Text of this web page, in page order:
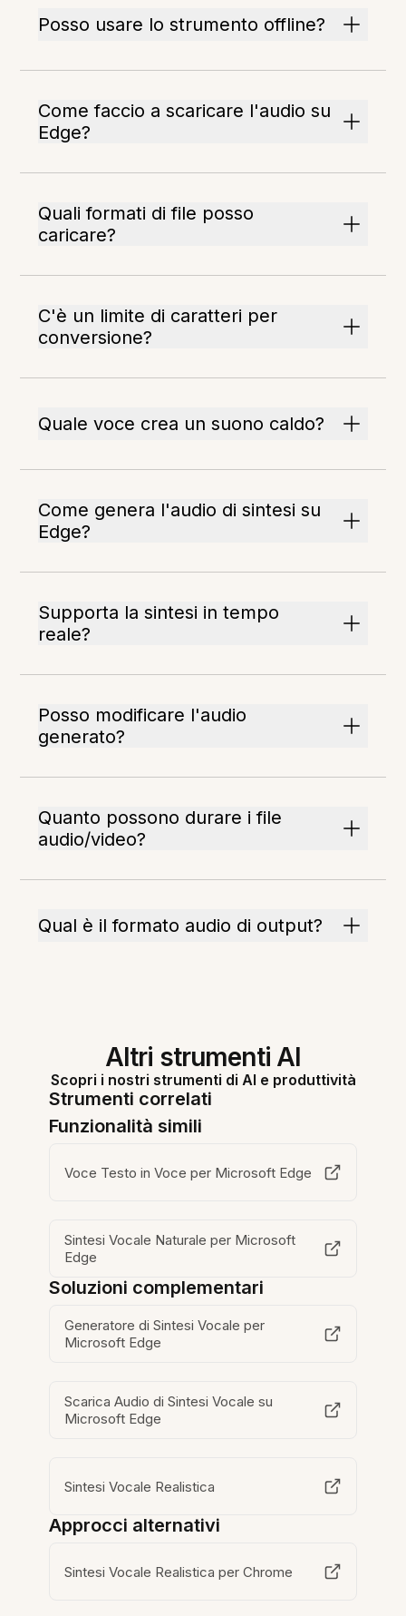
Posso usare lo strumento offline?
Come faccio a scaricare l'audio su
Edge?
Quali formati di file posso
caricare?
C'è un limite di caratteri per
conversione?
Quale voce crea un suono caldo?
Come genera l'audio di sintesi su
Edge?
Supporta la sintesi in tempo
reale?
Posso modificare l'audio
generato?
Quanto possono durare i file
audio/video?
Qual è il formato audio di output?
Altri strumenti AI
Scopri i nostri strumenti di AI e produttività
Strumenti correlati
Funzionalità simili
Voce Testo in Voce per Microsoft Edge
Sintesi Vocale Naturale per Microsoft
Edge
Soluzioni complementari
Generatore di Sintesi Vocale per
Microsoft Edge
Scarica Audio di Sintesi Vocale su
Microsoft Edge
Sintesi Vocale Realistica
Approcci alternativi
Sintesi Vocale Realistica per Chrome